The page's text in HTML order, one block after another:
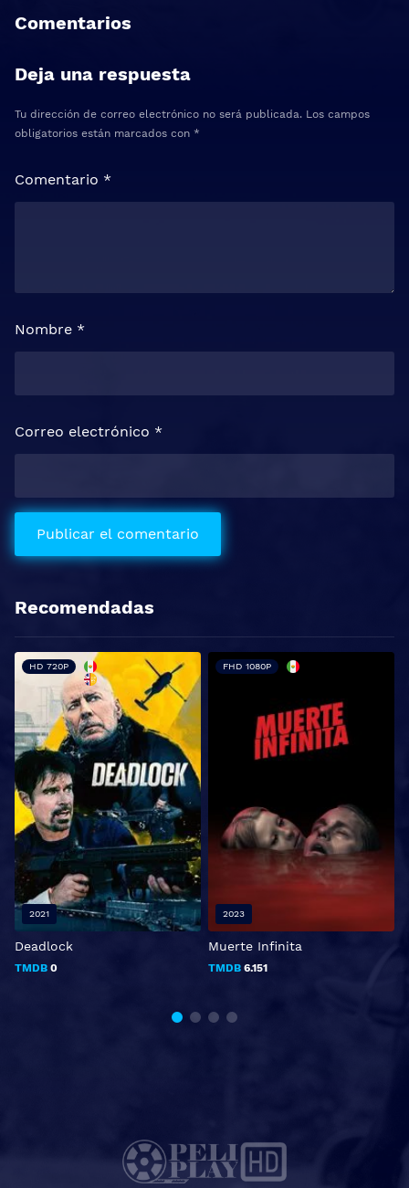
Comentarios
Deja una respuesta
Tu dirección de correo electrónico no será publicada. Los campos
obligatorios están marcados con *
Comentario *
Nombre *
Correo electrónico *
Recomendadas
Deadlock
TMDB 0
HD 720P
2021
Muerte Infinita
TMDB 6.151
FHD 1080P
2023